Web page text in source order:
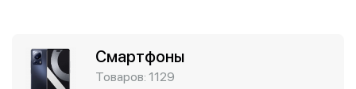
Смартфоны
Товаров: 1129